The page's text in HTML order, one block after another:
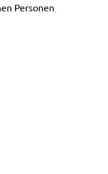
Personen